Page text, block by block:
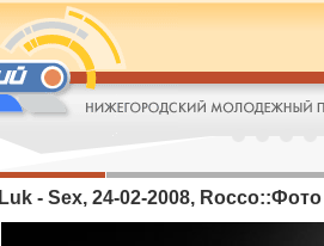
Luk - Sex, 24-02-2008,